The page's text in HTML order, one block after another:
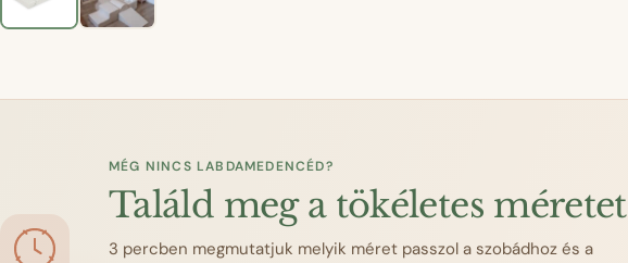
MÉG NINCS LABDAMEDENCÉD?
Találd meg a tökéletes méretet
3 percben megmutatjuk melyik méret passzol a szobádhoz és a